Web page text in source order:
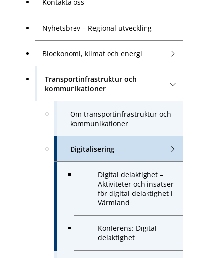
Kontakta oss
Nyhetsbrev – Regional utveckling
Bioekonomi, klimat och energi
Transportinfrastruktur och
kommunikationer
Om transportinfrastruktur och
kommunikationer
Digitalisering
Digital delaktighet –
Aktiviteter och insatser
för digital delaktighet i
Värmland
Konferens: Digital
delaktighet